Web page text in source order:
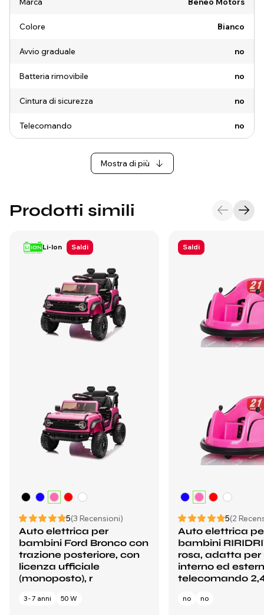
Colore Bianco
Avvio graduale no
Batteria rimovibile no
Cintura di sicurezza no
Telecomando no
Mostra di più
Prodotti simili
Li-Ion Saldi
5(3 Recensioni)
Auto elettrica per
bambini Ford Bronco con
trazione posteriore, con
licenza ufficiale
(monoposto), r
3 - 7 anni 50 W
Saldi
5(2
Auto elettrica
bambini
rosa, adatta per
interno ed
telecomando
no no